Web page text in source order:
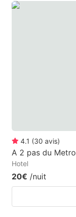
4.1 (30 avis)
A 2 pas du Metro
Hotel
20€ /nuit